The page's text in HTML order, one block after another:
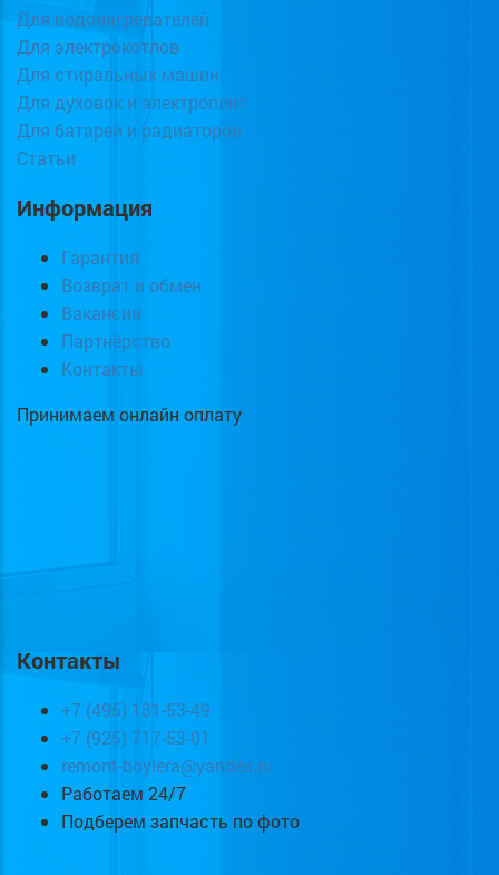
Для водонагревателей
Для электрокотлов
Для стиральных машин
Для духовок и электроплит
Для батарей и радиаторов
Статьи
Информация
Гарантия
Возврат и обмен
Вакансии
Партнёрство
Контакты
Принимаем онлайн оплату
Контакты
+7 (495) 131-53-49
+7 (925) 717-53-01
remont-boylera@yandex.ru
Работаем 24/7
Подберем запчасть по фото